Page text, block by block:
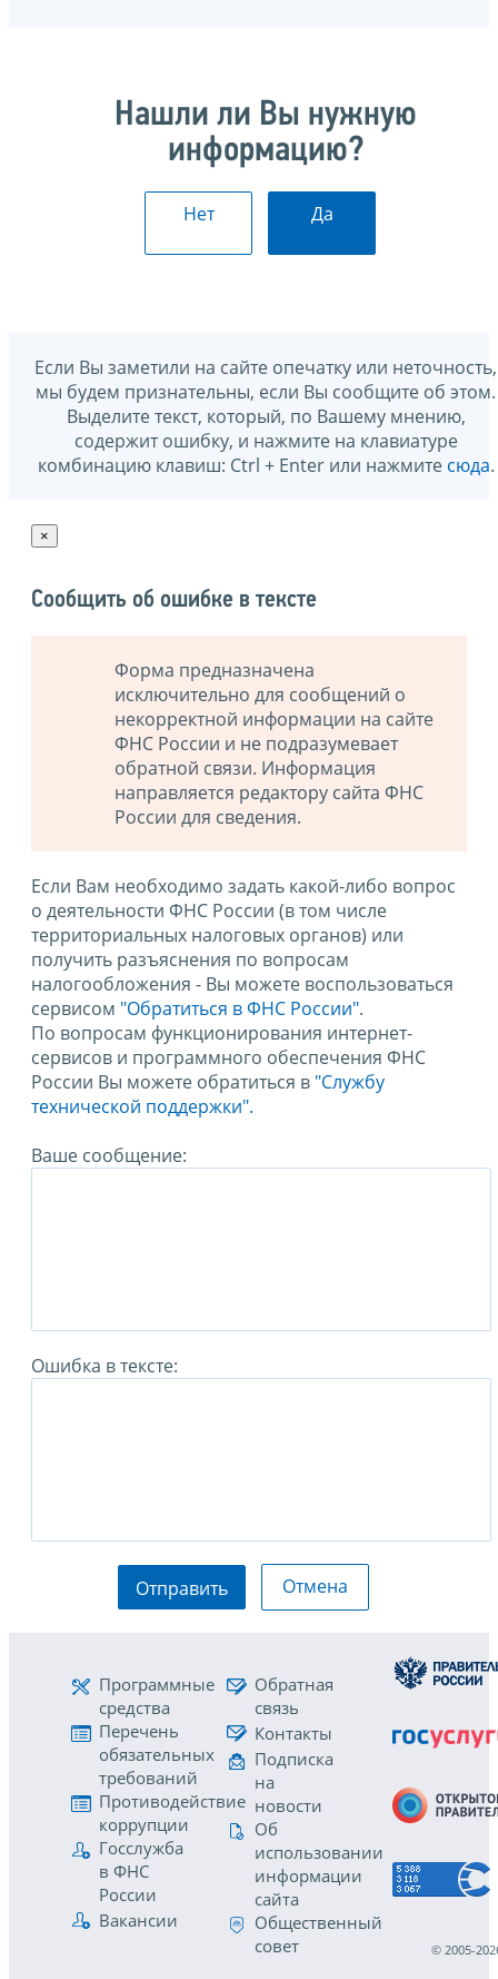
Нашли ли Вы нужную
информацию?
Нет Да
Если Вы заметили на сайте опечатку или неточность,
мы будем признательны, если Вы сообщите об этом.
Выделите текст, который, по Вашему мнению,
содержит ошибку, и нажмите на клавиатуре
комбинацию клавиш: Ctrl + Enter или нажмите сюда.
×
Сообщить об ошибке в тексте
Форма предназначена
исключительно для сообщений о
некорректной информации на сайте
ФНС России и не подразумевает
обратной связи. Информация
направляется редактору сайта ФНС
России для сведения.
Если Вам необходимо задать какой-либо вопрос
о деятельности ФНС России (в том числе
территориальных налоговых органов) или
получить разъяснения по вопросам
налогообложения - Вы можете воспользоваться
сервисом "Обратиться в ФНС России".
По вопросам функционирования интернет-
сервисов и программного обеспечения ФНС
России Вы можете обратиться в "Службу
технической поддержки".
Ваше сообщение:
Ошибка в тексте:
Отправить Отмена
Программные
средства
Перечень
обязательных
требований
Противодействие
коррупции
Госслужба
в ФНС
России
Вакансии
Обратная
связь
Контакты
Подписка
на
новости
Об
использовании
информации
сайта
Общественный
совет
© 2005-